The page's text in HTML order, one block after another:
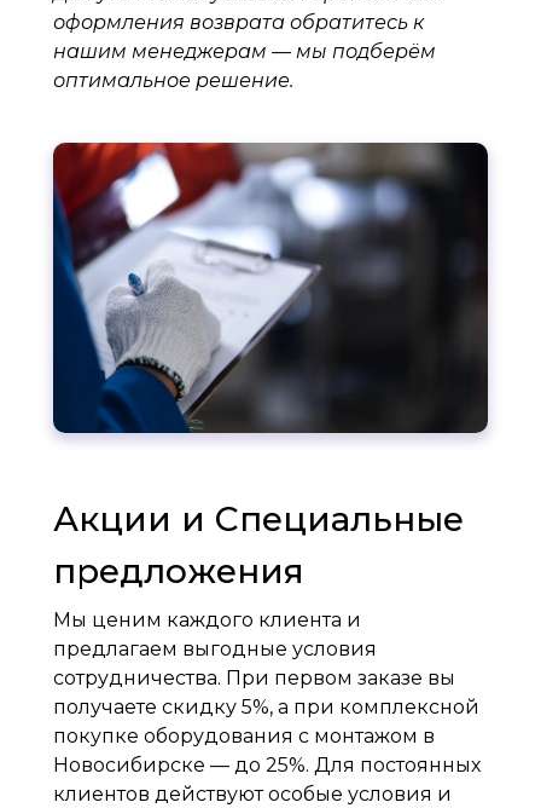
оформления возврата обратитесь к
нашим менеджерам — мы подберём
оптимальное решение.
Акции и Специальные
предложения
Мы ценим каждого клиента и
предлагаем выгодные условия
сотрудничества. При первом заказе вы
получаете скидку 5%, а при комплексной
покупке оборудования с монтажом в
Новосибирске — до 25%. Для постоянных
клиентов действуют особые условия и